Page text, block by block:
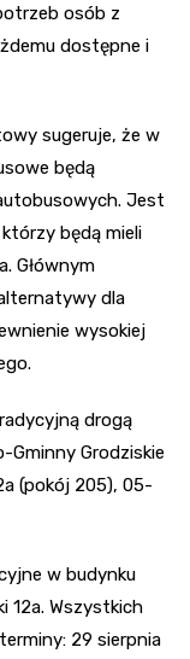
osób z
dostępne i
sugeruje, że w
będą
Jest
będą mieli
Głównym
dla
wysokiej
drogą
Grodziskie
(pokój 205), 05-
w budynku
12a. Wszystkich
29 sierpnia